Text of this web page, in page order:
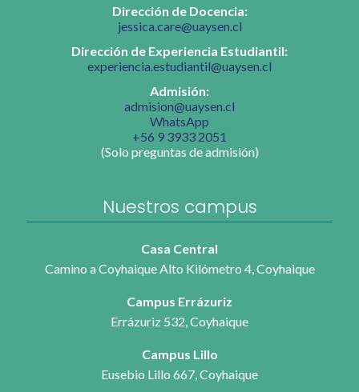
Dirección de Docencia:
jessica.care@uaysen.cl
Dirección de Experiencia Estudiantil:
experiencia.estudiantil@uaysen.cl
Admisión:
admision@uaysen.cl
WhatsApp
+56 9 3933 2051
(Solo preguntas de admisión)
Nuestros campus
Casa Central
Camino a Coyhaique Alto Kilómetro 4, Coyhaique
Campus Errázuriz
Errázuriz 532, Coyhaique
Campus Lillo
Eusebio Lillo 667, Coyhaique